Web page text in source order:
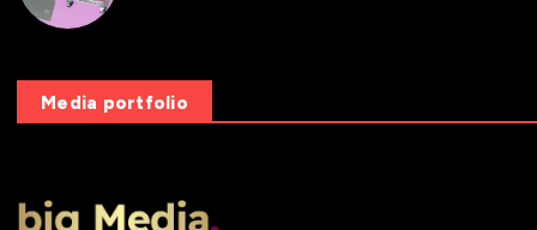
Media portfolio